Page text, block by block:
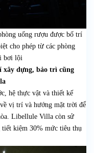
uống rượu được bố trí
cho phép từ các phòng
bơi lội
xây dựng, bảo trì cũng
hệ thực vật và thiết kế
vị trí và hướng mặt trời để
Libellule Villa còn sử
kiệm 30% mức tiêu thụ